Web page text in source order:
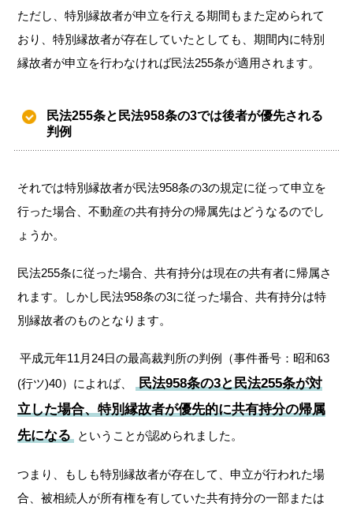
ただし、特別縁故者が申立を行える期間もまた定められて
おり、特別縁故者が存在していたとしても、期間内に特別
縁故者が申立を行わなければ民法255条が適用されます。
民法255条と民法958条の3では後者が優先される
判例
それでは特別縁故者が民法958条の3の規定に従って申立を
行った場合、不動産の共有持分の帰属先はどうなるのでし
ょうか。
民法255条に従った場合、共有持分は現在の共有者に帰属さ
れます。しかし民法958条の3に従った場合、共有持分は特
別縁故者のものとなります。
平成元年11月24日の最高裁判所の判例（事件番号：昭和63
(行ツ)40）によれば、
民法958条の3と民法255条が対
立した場合、特別縁故者が優先的に共有持分の帰属
先になる
ということが認められました。
つまり、もしも特別縁故者が存在して、申立が行われた場
合、被相続人が所有権を有していた共有持分の一部または